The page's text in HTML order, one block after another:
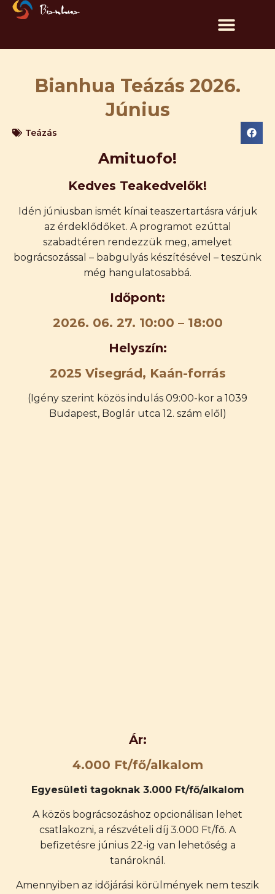
Bianhua Teázás 2026.
Június
Teázás
Amituofo!
Kedves Teakedvelők!
Idén júniusban ismét kínai teaszertartásra várjuk
az érdeklődőket. A programot ezúttal
szabadtéren rendezzük meg, amelyet
bográcsozással – babgulyás készítésével – teszünk
még hangulatosabbá.
Időpont:
2026. 06. 27. 10:00 – 18:00
Helyszín:
2025 Visegrád, Kaán-forrás
(Igény szerint közös indulás 09:00-kor a 1039
Budapest, Boglár utca 12. szám elől)
Ár:
4.000 Ft/fő/alkalom
Egyesületi tagoknak 3.000 Ft/fő/alkalom
A közös bográcsozáshoz opcionálisan lehet
csatlakozni, a részvételi díj 3.000 Ft/fő. A
befizetésre június 22-ig van lehetőség a
tanároknál.
Amennyiben az időjárási körülmények nem teszik